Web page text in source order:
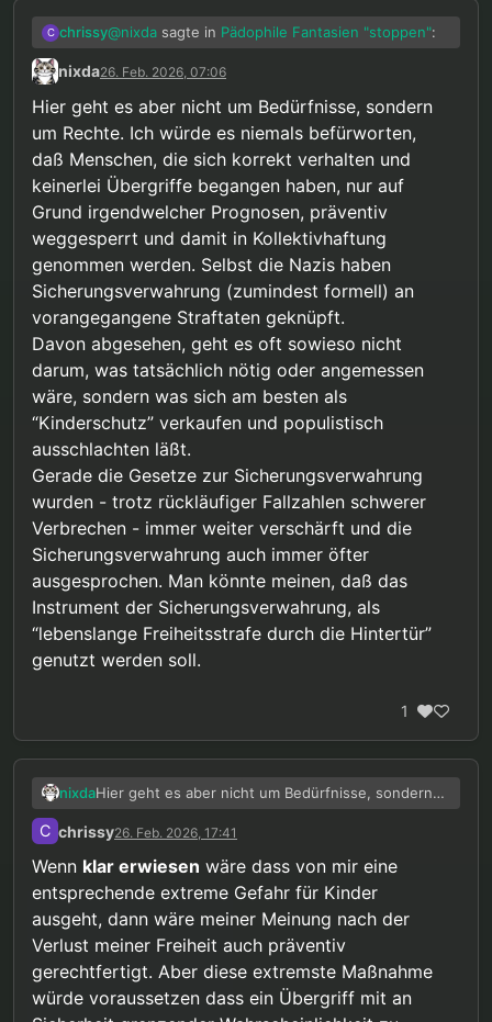
C chrissy@nixda sagte in Pädophile Fantasien "stoppen":
erzwungener Gedankenmanipulation,
auch lebenslange
Sicherungsverwahrung, ohne daß man
sich jemals irgendwas hat zuschulden
kommen lassen…
Alles wasnötig ist. Was ich sagen wollte ist dass
der Schutz der Kinder wichtiger ist als meine,
und ja, auch euere Bedürfnisse. Natürlich muss
jede Maßnahme der Gefahr angemessen sein.
Lebenslange Sicherungsverwahrung ist extrem,
also müsste auch die Gefahr extrem sein. Aber
ja, wenn das nötig wäre um ein Kind vor mir zu
schützen, dann würde ich auch das akzeptieren.
Zum Glück wissen wir dass es nicht so ist.
nixda26. Feb. 2026, 07:06
Hier geht es aber nicht um Bedürfnisse, sondern
um Rechte. Ich würde es niemals befürworten,
daß Menschen, die sich korrekt verhalten und
keinerlei Übergriffe begangen haben, nur auf
Grund irgendwelcher Prognosen, präventiv
weggesperrt und damit in Kollektivhaftung
genommen werden. Selbst die Nazis haben
Sicherungsverwahrung (zumindest formell) an
vorangegangene Straftaten geknüpft.
Davon abgesehen, geht es oft sowieso nicht
darum, was tatsächlich nötig oder angemessen
wäre, sondern was sich am besten als
“Kinderschutz” verkaufen und populistisch
ausschlachten läßt.
Gerade die Gesetze zur Sicherungsverwahrung
wurden - trotz rückläufiger Fallzahlen schwerer
Verbrechen - immer weiter verschärft und die
Sicherungsverwahrung auch immer öfter
ausgesprochen. Man könnte meinen, daß das
Instrument der Sicherungsverwahrung, als
“lebenslange Freiheitsstrafe durch die Hintertür”
genutzt werden soll.
1
nixdaHier geht es aber nicht um Bedürfnisse, sondern
um Rechte. Ich würde es niemals befürworten, daß
Menschen, die sich korrekt verhalten und keinerlei
Übergriffe begangen haben, nur auf Grund
irgendwelcher Prognosen, präventiv weggesperrt
und damit in Kollektivhaftung genommen werden.
Selbst die Nazis haben Sicherungsverwahrung
(zumindest formell) an vorangegangene Straftaten
geknüpft.
Davon abgesehen, geht es oft sowieso nicht
darum, was tatsächlich nötig oder angemessen
C chrissy26. Feb. 2026, 17:41
Wenn klar erwiesen wäre dass von mir eine
entsprechende extreme Gefahr für Kinder
ausgeht, dann wäre meiner Meinung nach der
Verlust meiner Freiheit auch präventiv
gerechtfertigt. Aber diese extremste Maßnahme
würde voraussetzen dass ein Übergriff mit an